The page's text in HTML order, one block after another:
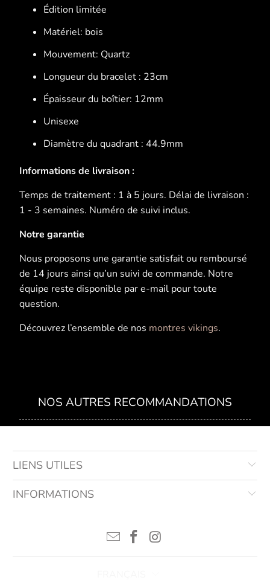
Édition limitée
Matériel: bois
Mouvement: Quartz
Longueur du bracelet : 23cm
Épaisseur du boîtier: 12mm
Unisexe
Diamètre du quadrant : 44.9mm
Informations de livraison :
Temps de traitement : 1 à 5 jours. Délai de livraison :
1 - 3 semaines. Numéro de suivi inclus.
Notre garantie
Nous proposons une garantie satisfait ou remboursé
de 14 jours ainsi qu’un suivi de commande. Notre
équipe reste disponible par e-mail pour toute
question.
Découvrez l’ensemble de nos montres vikings.
NOS AUTRES RECOMMANDATIONS
LIENS UTILES
INFORMATIONS